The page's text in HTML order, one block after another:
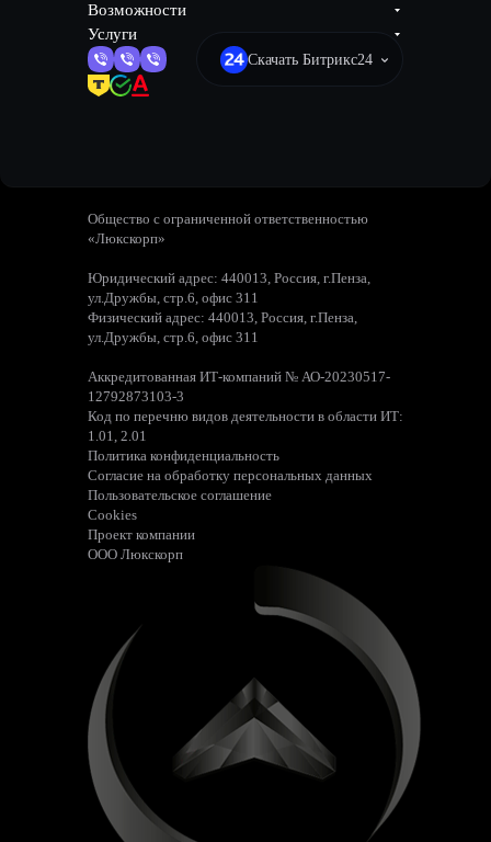
Возможности
Услуги
Скачать Битрикс24
Общество с ограниченной ответственностью
«Люкскорп»
Юридический адрес: 440013, Россия, г.Пенза,
ул.Дружбы, стр.6, офис 311
Физический адрес: 440013, Россия, г.Пенза,
ул.Дружбы, стр.6, офис 311
Аккредитованная ИТ-компаний № АО-20230517-
12792873103-3
Код по перечню видов деятельности в области ИТ:
1.01, 2.01
Политика конфиденциальность
Согласие на обработку персональных данных
Пользовательское соглашение
Cookies
Проект компании
ООО Люкскорп